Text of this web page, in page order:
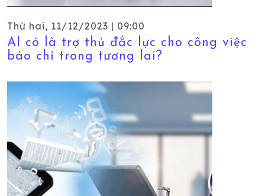
Thứ hai, 11/12/2023 | 09:00
AI có là trợ thủ đắc lực cho công việc
báo chí trong tương lai?